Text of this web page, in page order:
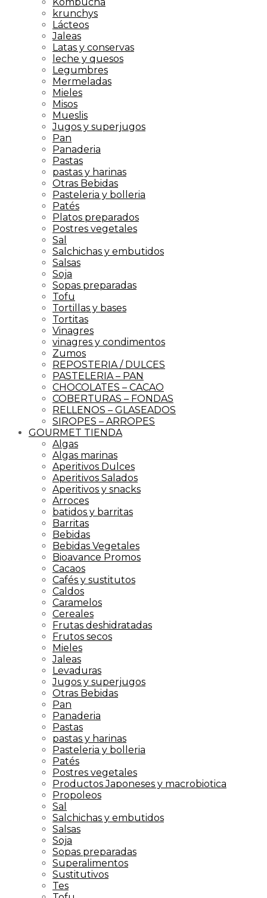
krunchys
Lácteos
Jaleas
Latas y conservas
leche y quesos
Legumbres
Mermeladas
Mieles
Misos
Mueslis
Jugos y superjugos
Pan
Panaderia
Pastas
pastas y harinas
Otras Bebidas
Pasteleria y bolleria
Patés
Platos preparados
Postres vegetales
Sal
Salchichas y embutidos
Salsas
Soja
Sopas preparadas
Tofu
Tortillas y bases
Tortitas
Vinagres
vinagres y condimentos
Zumos
REPOSTERIA / DULCES
PASTELERIA – PAN
CHOCOLATES – CACAO
COBERTURAS – FONDAS
RELLENOS – GLASEADOS
SIROPES – ARROPES
GOURMET TIENDA
Algas
Algas marinas
Aperitivos Dulces
Aperitivos Salados
Aperitivos y snacks
Arroces
batidos y barritas
Barritas
Bebidas
Bebidas Vegetales
Bioavance Promos
Cacaos
Cafés y sustitutos
Caldos
Caramelos
Cereales
Frutas deshidratadas
Frutos secos
Mieles
Jaleas
Levaduras
Jugos y superjugos
Otras Bebidas
Pan
Panaderia
Pastas
pastas y harinas
Pasteleria y bolleria
Patés
Postres vegetales
Productos Japoneses y macrobiotica
Propoleos
Sal
Salchichas y embutidos
Salsas
Soja
Sopas preparadas
Superalimentos
Sustitutivos
Tes